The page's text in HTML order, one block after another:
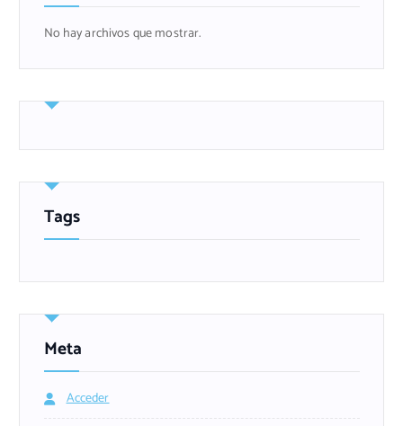
No hay archivos que mostrar.
Tags
Meta
Acceder